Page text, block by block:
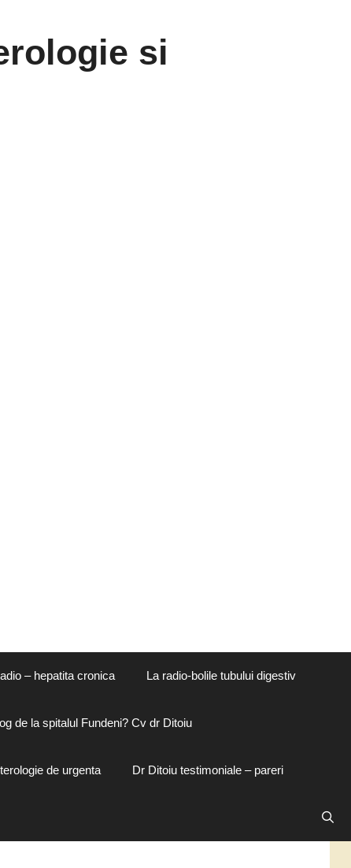
si
– hepatita cronica La radio-bolile tubului digestiv
de la spitalul Fundeni? Cv dr Ditoiu
de urgenta Dr Ditoiu testimoniale – pareri